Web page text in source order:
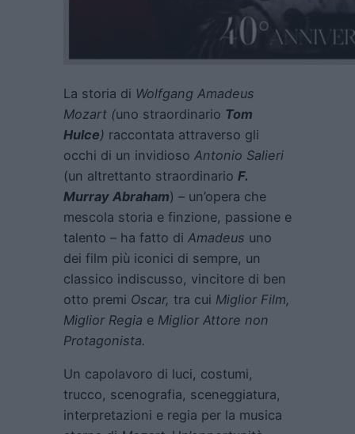
La storia di Wolfgang Amadeus
Mozart (uno straordinario Tom
Hulce) raccontata attraverso gli
occhi di un invidioso Antonio Salieri
(un altrettanto straordinario F.
Murray Abraham) – un’opera che
mescola storia e finzione, passione e
talento – ha fatto di Amadeus uno
dei film più iconici di sempre, un
classico indiscusso, vincitore di ben
otto premi Oscar, tra cui Miglior Film,
Miglior Regia e Miglior Attore non
Protagonista.
Un capolavoro di luci, costumi,
trucco, scenografia, sceneggiatura,
interpretazioni e regia per la musica